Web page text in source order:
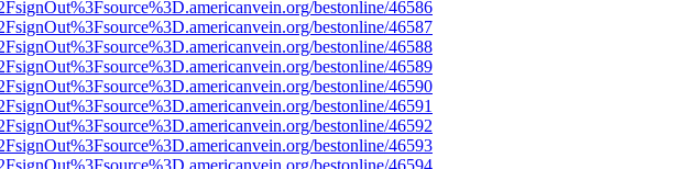
bestonline/46586
bestonline/46587
bestonline/46588
bestonline/46589
bestonline/46590
bestonline/46591
bestonline/46592
bestonline/46593
bestonline/46594